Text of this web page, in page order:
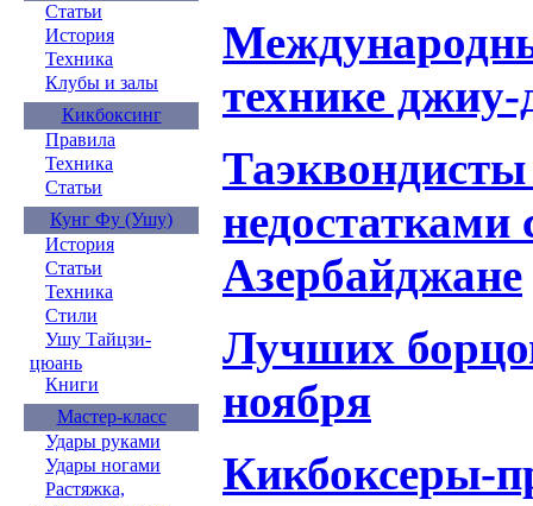
Статьи
История
Техника
Клубы и залы
Кикбоксинг
Правила
Техника
Статьи
Кунг Фу (Ушу)
История
Статьи
Техника
Стили
Ушу Тайцзи-
цюань
Книги
Мастер-класс
Удары руками
Удары ногами
Растяжка,
технике
недостатками
Азербайджане
Лучших
ноября
Кикбоксеры-